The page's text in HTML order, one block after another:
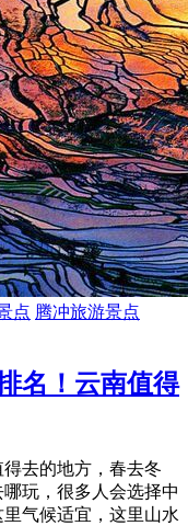
点 腾冲旅游景点
名！云南值得
去的地方，春去冬
玩，很多人会选择中
气候适宜，这里山水